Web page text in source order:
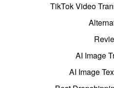
TikTok Video
AI Image
AI Image